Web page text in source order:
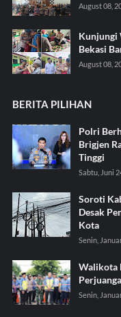
August 08,
Kunjungi
Bekasi
August 08,
BERITA PILIHAN
Polri
Brigjen
Tinggi
Sabtu, Juni
Soroti
Desak
Kota
Senin,
Walikota
Senin,